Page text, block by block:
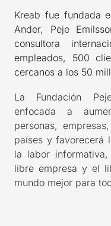
Kreab fue fundada
Ander, Peje
consultora
empleados, 500
cercanos a los 50
La Fundación
enfocada a
personas,
países y favorecerá
la labor
libre empresa y el
mundo mejor para